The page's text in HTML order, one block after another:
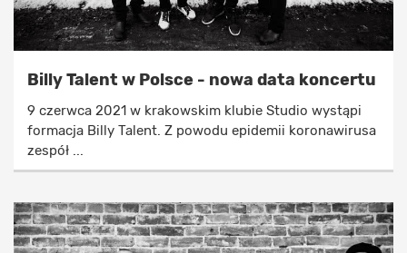
Billy Talent w Polsce - nowa data koncertu
9 czerwca 2021 w krakowskim klubie Studio wystąpi
formacja Billy Talent. Z powodu epidemii koronawirusa
zespół ...